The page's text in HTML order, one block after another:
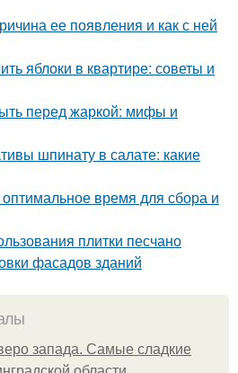
ее появления и как с ней
яблоки в квартире: советы и
перед жаркой: мифы и
шпинату в салате: какие
оптимальное время для сбора и
плитки песчано
фасадов зданий
запада. Самые сладкие